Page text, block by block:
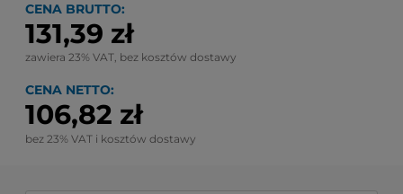
CENA BRUTTO:
131,39 zł
zawiera 23% VAT, bez kosztów dostawy
CENA NETTO:
106,82 zł
bez 23% VAT i kosztów dostawy